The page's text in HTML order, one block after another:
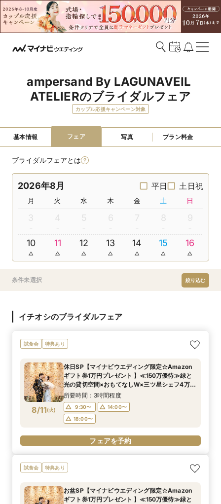
ampersand By LAGUNAVEIL
ATELIERのブライダルフェア
カップル応援キャンペーン対象
基本情報 フェア 写真 プラン料金
ブライダルフェアとは
2026年8月 平日 土日祝
月 火 水 木 金 土 日
3 4 5 6 7 8 9
10 11 12 13 14 15 16
条件未選択 絞り込む
イチオシのブライダルフェア
試食会 特典あり
8/11(火)
休日SP【マイナビウエディング限定☆Amazon
ギフト券1万円プレゼント 】≪150万優待≫緑と
光の貸切空間×おもてなしW×三ツ星シェフ4万試
食×豪華特典*上質花嫁体験
所要時間：3時間程度
9:30〜
14:00〜
18:00〜
フェアを予約
試食会 特典あり
お盆SP【マイナビウエディング限定☆Amazon
ギフト券1万円プレゼント 】≪150万優待≫緑と